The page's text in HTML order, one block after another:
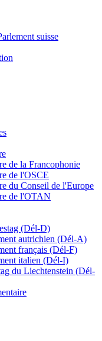
suisse
de la Francophonie
de l'OSCE
du Conseil de l'Europe
de l'OTAN
(Dél-D)
autrichien (Dél-A)
français (Dél-F)
italien (Dél-I)
du Liechtenstein (Dél-